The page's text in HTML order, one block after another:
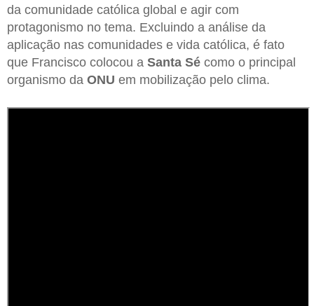
da comunidade católica global e agir com
protagonismo no tema. Excluindo a análise da
aplicação nas comunidades e vida católica, é fato
que Francisco colocou a Santa Sé como o principal
organismo da ONU em mobilização pelo clima.